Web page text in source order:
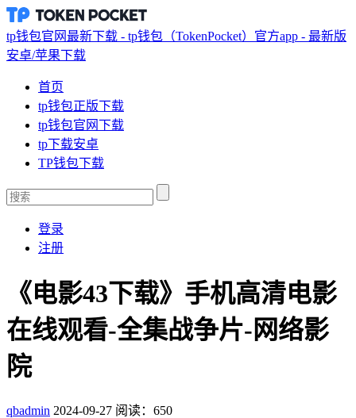
tp钱包官网最新下载 - tp钱包（TokenPocket）官方app - 最新版
安卓/苹果下载
首页
tp钱包正版下载
tp钱包官网下载
tp下载安卓
TP钱包下载
登录
注册
《电影43下载》手机高清电影
在线观看-全集战争片-网络影
院
qbadmin 2024-09-27 阅读：650